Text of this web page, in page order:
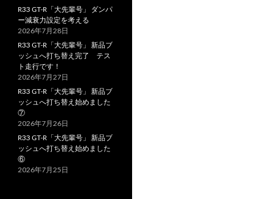
R33 GT-R「大先輩号」 ダンパ
ー減衰力設定を考える
2026年7月28日
R33 GT-R「大先輩号」 新品ブ
ッシュへ打ち替え完了 テス
ト走行です！
2026年7月27日
R33 GT-R「大先輩号」 新品ブ
ッシュへ打ち替え始めました
⑦
2026年7月26日
R33 GT-R「大先輩号」 新品ブ
ッシュへ打ち替え始めました
⑥
2026年7月25日